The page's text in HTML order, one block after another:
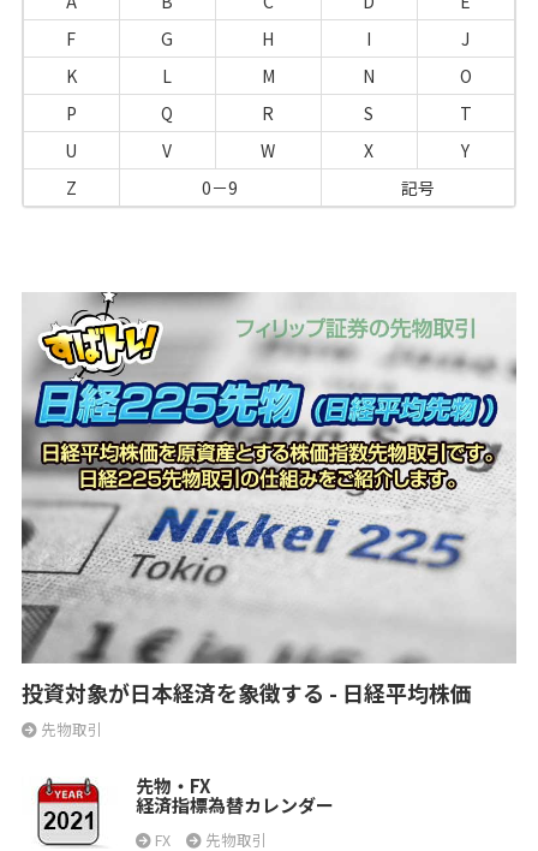
F
G H I
J
K
L M N
O
P
Q R S
T
U
V W X
Y
Z
0－9 記号
投資対象が日本経済を象徴する - 日経平均株価
先物取引
先物・FX
経済指標為替カレンダー
FX 先物取引